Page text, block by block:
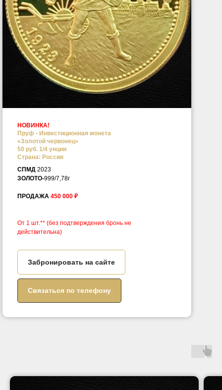
НОВИНКА!
Пруф - Инвестиционная монета
«Золотой червонец»
50 руб. 1/4 унции
Страна: Россия
СПМД 2023
ЗОЛОТО-999/7,78г
ПРОДАЖА 450 000 ₽
От 1 шт.** (без подтверждения бронь не
действительна)
Забронировать на сайте
Связаться по телефону